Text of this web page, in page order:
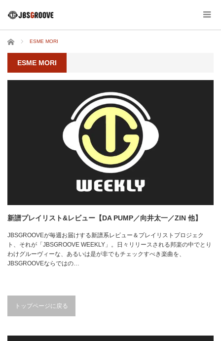
ホーム ESME MORI
ESME MORI
新譜プレイリスト&レビュー【DA PUMP／向井太一／ZIN 他】
JBSGROOVEが毎週お届けする新譜系レビュー＆プレイリストプロジェク
ト、それが「JBSGROOVE WEEKLY」。日々リリースされる邦楽の中でとり
わけグルーヴィーな、あるいは是が非でもチェックすべき楽曲を、
JBSGROOVEならではの…
トップページに戻る